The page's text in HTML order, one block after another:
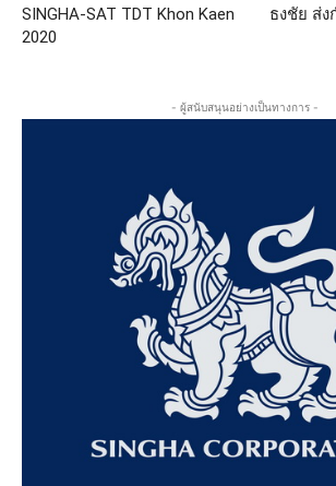
SINGHA-SAT TDT Khon Kaen
2020
ธงชัย ส่ง
- ผู้สนับสนุนอย่างเป็นทางการ -